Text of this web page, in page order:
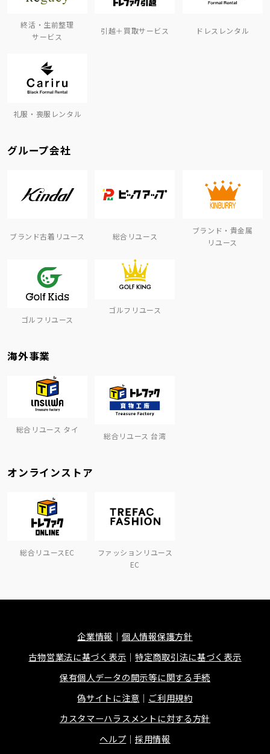
終活・生前整理
サービス
引越＋買取サービス ドレスレンタル
礼服・喪服レンタル
グループ会社
ブランド古着リユース 総合リユース
ブランド・貴金属
リユース
ゴルフリユース
ゴルフリユース
海外事業
総合リユース タイ
総合リユース 台湾
オンラインストア
総合リユースEC
ファッションリユース
EC
企業情報
個人情報保護方針
古物営業法に基づく表示
特定商取引法に基づく表示
保有個人データの開示等に関する手続
偽サイトに注意
ご利用規約
カスタマーハラスメントに対する方針
ヘルプ
採用情報